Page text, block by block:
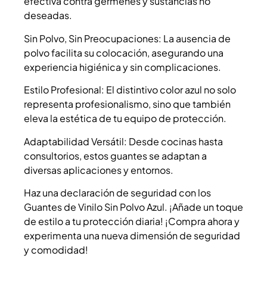
deseadas.
Sin Polvo, Sin Preocupaciones: La ausencia de
polvo facilita su colocación, asegurando una
experiencia higiénica y sin complicaciones.
Estilo Profesional: El distintivo color azul no solo
representa profesionalismo, sino que también
eleva la estética de tu equipo de protección.
Adaptabilidad Versátil: Desde cocinas hasta
consultorios, estos guantes se adaptan a
diversas aplicaciones y entornos.
Haz una declaración de seguridad con los
Guantes de Vinilo Sin Polvo Azul. ¡Añade un toque
de estilo a tu protección diaria! ¡Compra ahora y
experimenta una nueva dimensión de seguridad
y comodidad!